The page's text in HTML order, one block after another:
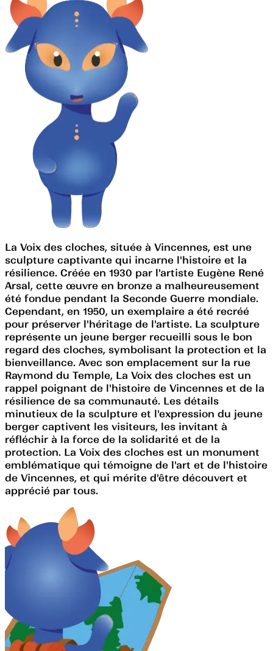
La Voix des cloches, située à Vincennes, est une
sculpture captivante qui incarne l'histoire et la
résilience. Créée en 1930 par l'artiste Eugène René
Arsal, cette œuvre en bronze a malheureusement
été fondue pendant la Seconde Guerre mondiale.
Cependant, en 1950, un exemplaire a été recréé
pour préserver l'héritage de l'artiste. La sculpture
représente un jeune berger recueilli sous le bon
regard des cloches, symbolisant la protection et la
bienveillance. Avec son emplacement sur la rue
Raymond du Temple, La Voix des cloches est un
rappel poignant de l'histoire de Vincennes et de la
résilience de sa communauté. Les détails
minutieux de la sculpture et l'expression du jeune
berger captivent les visiteurs, les invitant à
réfléchir à la force de la solidarité et de la
protection. La Voix des cloches est un monument
emblématique qui témoigne de l'art et de l'histoire
de Vincennes, et qui mérite d'être découvert et
apprécié par tous.